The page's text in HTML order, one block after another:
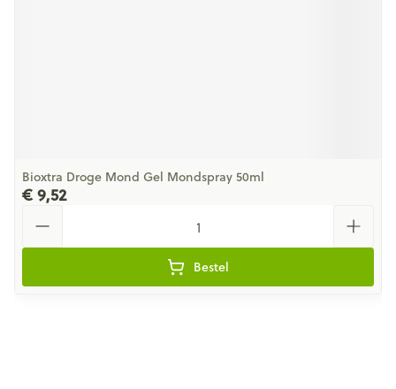
Bioxtra Droge Mond Gel Mondspray 50ml
€ 9,52
Bestel